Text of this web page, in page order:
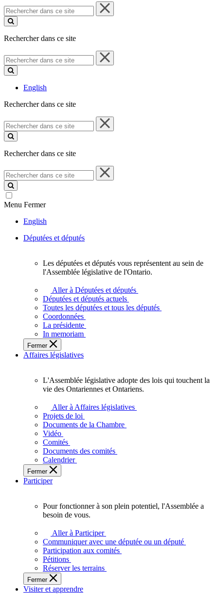
Rechercher
dans
ce
Rechercher dans ce site
Rechercher
dans
ce
English
Rechercher dans ce site
Rechercher
dans
ce
Rechercher dans ce site
Rechercher
dans
ce
site
Menu Fermer
English
Députées et députés
députés
vous
représentent
sein
de
l'Assemblée
législative
l'Ontario.
Les députées et députés vous représentent au sein de
l'Assemblée législative de l'Ontario.
Aller à Députées et députés
Députées et députés actuels
Toutes les députées et tous les députés
Coordonnées
La présidente
In memoriam
Fermer
Affaires législatives
L'Assemblée
adopte
touchent
des
Ontariennes
et
L'Assemblée législative adopte des lois qui touchent la
vie des Ontariennes et Ontariens.
Aller à Affaires législatives
Projets de loi
Documents de la Chambre
Vidéo
Comités
Documents des comités
Calendrier
Fermer
Participer
plein
potentiel,
l'Assemblée
a
besoin
de
Pour fonctionner à son plein potentiel, l'Assemblée a
besoin de vous.
Aller à Participer
Communiquer avec une députée ou un député
Participation aux comités
Pétitions
Réserver les terrains
Fermer
Visiter et apprendre